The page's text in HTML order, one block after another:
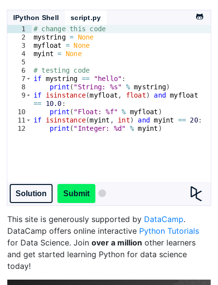
IPython Shell
script.py
1
2
3
4
5
6
7
8
9
10
11
12
# change this code
mystring =
None
myfloat
= None
myint = None
# testing code
if mystring == "hello" :
print ( "String: %s" % mystring)
if
isinstance(myfloat , float) and
myfloat
==
10.0 :
print ( "Float: %f" % myfloat )
if
isinstance(myint , int) and myint == 20:
print ( "Integer: %d" % myint )
Solution Submit
This site is generously supported by DataCamp.
DataCamp offers online interactive Python Tutorials
for Data Science. Join over a million other learners
and get started learning Python for data science
today!